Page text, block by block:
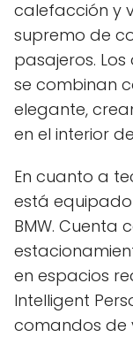
calefacción y
supremo de
pasajeros.
se combinan
elegante,
en el interior
En cuanto a
está
BMW. Cuenta
en espacios
Intelligent
comandos de